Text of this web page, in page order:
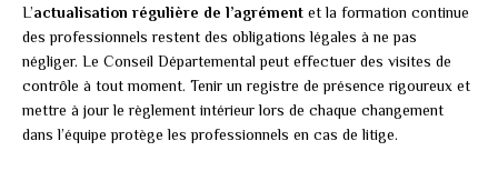
L’actualisation régulière de l’agrément et la formation continue
des professionnels restent des obligations légales à ne pas
négliger. Le Conseil Départemental peut effectuer des visites de
contrôle à tout moment. Tenir un registre de présence rigoureux et
mettre à jour le règlement intérieur lors de chaque changement
dans l’équipe protège les professionnels en cas de litige.